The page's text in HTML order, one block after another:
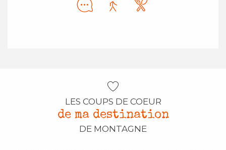
LES COUPS DE COEUR
de ma destination
DE MONTAGNE